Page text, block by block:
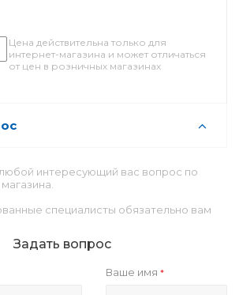
Цена действительна только для
интернет-магазина и может отличаться
от цен в розничных магазинах
интересующий вас вопрос по
специалисты обязательно вам
Задать вопрос
Ваше имя*